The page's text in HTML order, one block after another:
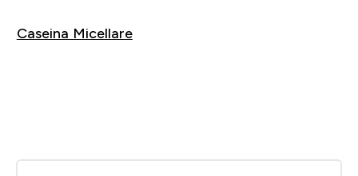
Caseina Micellare